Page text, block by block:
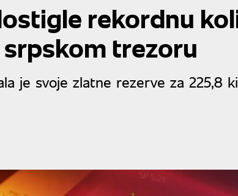
rekordnu
trezoru
je svoje zlatne rezerve za 225,8